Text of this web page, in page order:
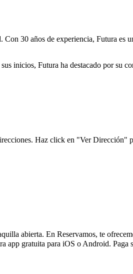
30 años de experiencia, Futura es
inicios, Futura ha destacado por su
Haz click en "Ver Dirección"
abierta. En Reservamos, te
app gratuita para iOS o Android. Paga